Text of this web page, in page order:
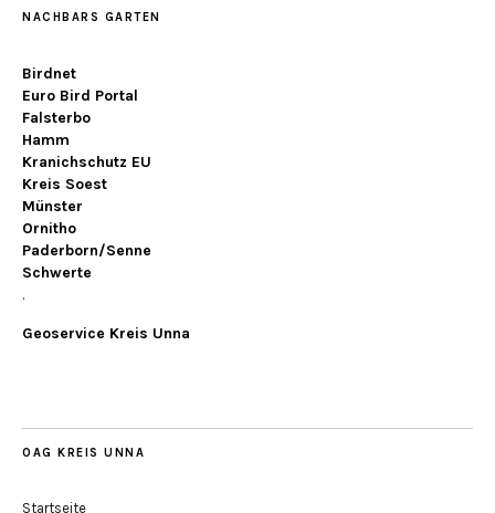
NACHBARS GARTEN
Birdnet
Euro Bird Portal
Falsterbo
Hamm
Kranichschutz EU
Kreis Soest
Münster
Ornitho
Paderborn/Senne
Schwerte
.
Geoservice Kreis Unna
OAG KREIS UNNA
Startseite